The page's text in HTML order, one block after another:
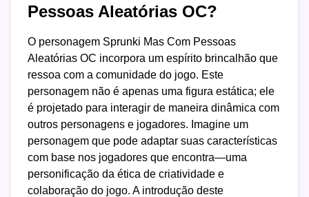
Pessoas Aleatórias OC?
O personagem Sprunki Mas Com Pessoas
Aleatórias OC incorpora um espírito brincalhão que
ressoa com a comunidade do jogo. Este
personagem não é apenas uma figura estática; ele
é projetado para interagir de maneira dinâmica com
outros personagens e jogadores. Imagine um
personagem que pode adaptar suas características
com base nos jogadores que encontra—uma
personificação da ética de criatividade e
colaboração do jogo. A introdução deste